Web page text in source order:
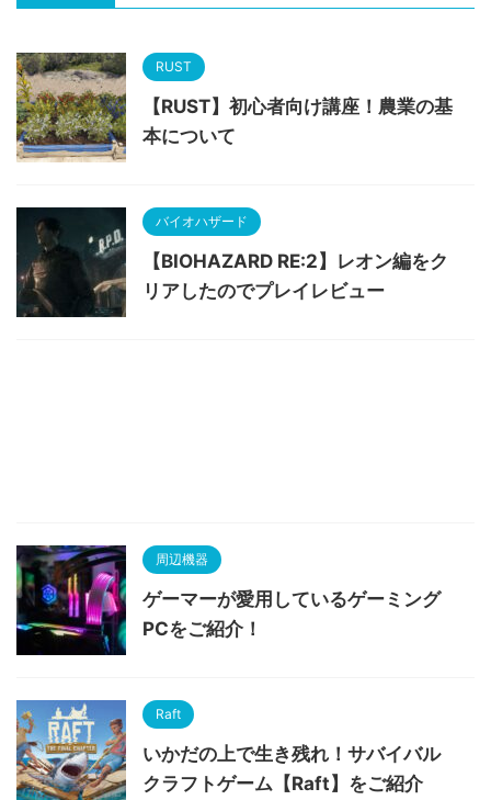
RUST
【RUST】初心者向け講座！農業の基
本について
バイオハザード
【BIOHAZARD RE:2】レオン編をク
リアしたのでプレイレビュー
周辺機器
ゲーマーが愛用しているゲーミング
PCをご紹介！
Raft
いかだの上で生き残れ！サバイバル
クラフトゲーム【Raft】をご紹介